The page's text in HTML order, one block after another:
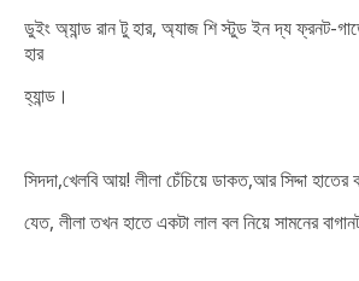
ডুইং অ্যান্ড রান টু হার, অ্যাজ শি স্টুড ইন দ্য ফ্রনট-
হার
হ্যান্ড।
সিদদা,খেলবি আয়! লীলা চেঁচিয়ে ডাকত,আর সিদ্দা
যেত, লীলা তখন হাতে একটা লাল বল নিয়ে সামনের